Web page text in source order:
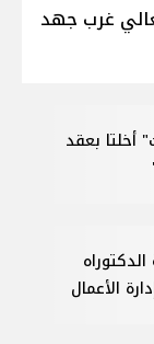
غرب جهد
أخلتا بعقد
الأعمال